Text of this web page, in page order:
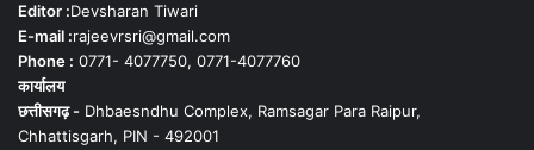
Editor :Devsharan Tiwari
E-mail :rajeevrsri@gmail.com
Phone : 0771- 4077750, 0771-4077760
कार्यालय
छत्तीसगढ़ - Dhbaesndhu Complex, Ramsagar Para Raipur,
Chhattisgarh, PIN - 492001